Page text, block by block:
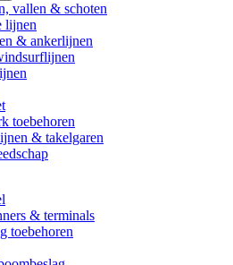
vallen & schoten
lijnen
& ankerlijnen
toebehoren
& takelgaren
& terminals
toebehoren